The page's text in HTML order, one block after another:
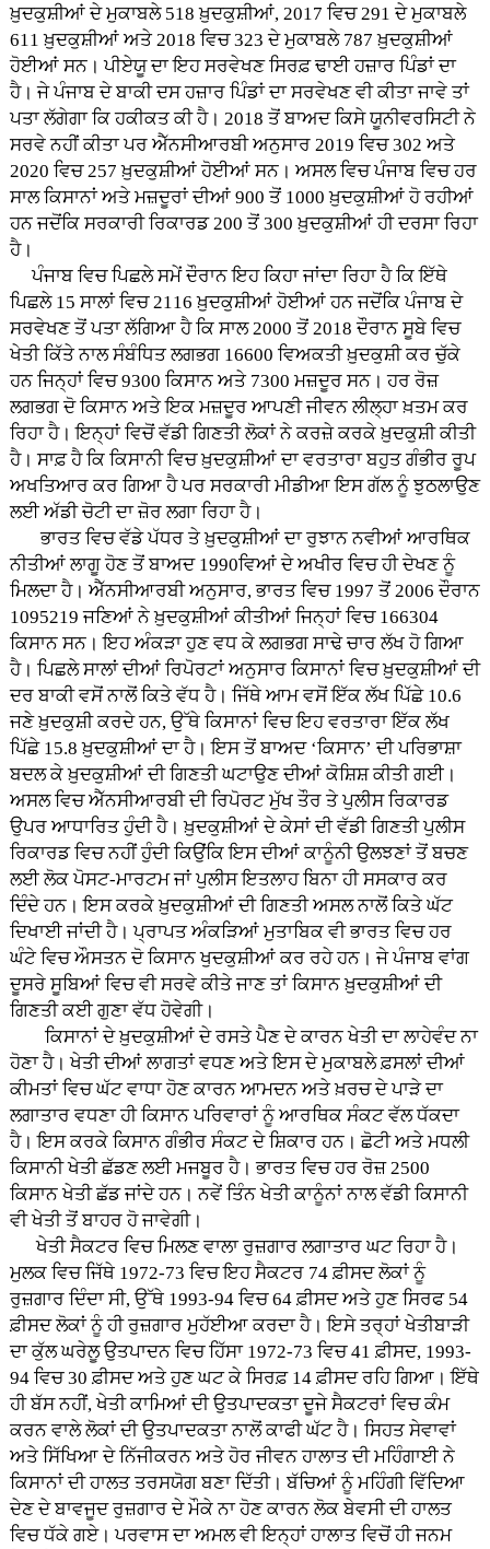
ਖ਼ੁਦਕੁਸ਼ੀਆਂ ਦੇ ਮੁਕਾਬਲੇ 518 ਖ਼ੁਦਕੁਸ਼ੀਆਂ, 2017 ਵਿਚ 291 ਦੇ ਮੁਕਾਬਲੇ
611 ਖ਼ੁਦਕੁਸ਼ੀਆਂ ਅਤੇ 2018 ਵਿਚ 323 ਦੇ ਮੁਕਾਬਲੇ 787 ਖ਼ੁਦਕੁਸ਼ੀਆਂ
ਹੋਈਆਂ ਸਨ। ਪੀਏਯੂ ਦਾ ਇਹ ਸਰਵੇਖਣ ਸਿਰਫ਼ ਢਾਈ ਹਜ਼ਾਰ ਪਿੰਡਾਂ ਦਾ
ਹੈ। ਜੇ ਪੰਜਾਬ ਦੇ ਬਾਕੀ ਦਸ ਹਜ਼ਾਰ ਪਿੰਡਾਂ ਦਾ ਸਰਵੇਖਣ ਵੀ ਕੀਤਾ ਜਾਵੇ ਤਾਂ
ਪਤਾ ਲੱਗੇਗਾ ਕਿ ਹਕੀਕਤ ਕੀ ਹੈ। 2018 ਤੋਂ ਬਾਅਦ ਕਿਸੇ ਯੂਨੀਵਰਸਿਟੀ ਨੇ
ਸਰਵੇ ਨਹੀਂ ਕੀਤਾ ਪਰ ਐੱਨਸੀਆਰਬੀ ਅਨੁਸਾਰ 2019 ਵਿਚ 302 ਅਤੇ
2020 ਵਿਚ 257 ਖ਼ੁਦਕੁਸ਼ੀਆਂ ਹੋਈਆਂ ਸਨ। ਅਸਲ ਵਿਚ ਪੰਜਾਬ ਵਿਚ ਹਰ
ਸਾਲ ਕਿਸਾਨਾਂ ਅਤੇ ਮਜ਼ਦੂਰਾਂ ਦੀਆਂ 900 ਤੋਂ 1000 ਖ਼ੁਦਕੁਸ਼ੀਆਂ ਹੋ ਰਹੀਆਂ
ਹਨ ਜਦੋਂਕਿ ਸਰਕਾਰੀ ਰਿਕਾਰਡ 200 ਤੋਂ 300 ਖ਼ੁਦਕੁਸ਼ੀਆਂ ਹੀ ਦਰਸਾ ਰਿਹਾ
ਹੈ।
ਪੰਜਾਬ ਵਿਚ ਪਿਛਲੇ ਸਮੇਂ ਦੌਰਾਨ ਇਹ ਕਿਹਾ ਜਾਂਦਾ ਰਿਹਾ ਹੈ ਕਿ ਇੱਥੇ
ਪਿਛਲੇ 15 ਸਾਲਾਂ ਵਿਚ 2116 ਖ਼ੁਦਕੁਸ਼ੀਆਂ ਹੋਈਆਂ ਹਨ ਜਦੋਂਕਿ ਪੰਜਾਬ ਦੇ
ਸਰਵੇਖਣ ਤੋਂ ਪਤਾ ਲੱਗਿਆ ਹੈ ਕਿ ਸਾਲ 2000 ਤੋਂ 2018 ਦੌਰਾਨ ਸੂਬੇ ਵਿਚ
ਖੇਤੀ ਕਿੱਤੇ ਨਾਲ ਸੰਬੰਧਿਤ ਲਗਭਗ 16600 ਵਿਅਕਤੀ ਖ਼ੁਦਕੁਸ਼ੀ ਕਰ ਚੁੱਕੇ
ਹਨ ਜਿਨ੍ਹਾਂ ਵਿਚ 9300 ਕਿਸਾਨ ਅਤੇ 7300 ਮਜ਼ਦੂਰ ਸਨ। ਹਰ ਰੋਜ਼
ਲਗਭਗ ਦੋ ਕਿਸਾਨ ਅਤੇ ਇਕ ਮਜ਼ਦੂਰ ਆਪਣੀ ਜੀਵਨ ਲੀਲ੍ਹਾ ਖ਼ਤਮ ਕਰ
ਰਿਹਾ ਹੈ। ਇਨ੍ਹਾਂ ਵਿਚੋਂ ਵੱਡੀ ਗਿਣਤੀ ਲੋਕਾਂ ਨੇ ਕਰਜ਼ੇ ਕਰਕੇ ਖ਼ੁਦਕੁਸ਼ੀ ਕੀਤੀ
ਹੈ। ਸਾਫ਼ ਹੈ ਕਿ ਕਿਸਾਨੀ ਵਿਚ ਖ਼ੁਦਕੁਸ਼ੀਆਂ ਦਾ ਵਰਤਾਰਾ ਬਹੁਤ ਗੰਭੀਰ ਰੂਪ
ਅਖਤਿਆਰ ਕਰ ਗਿਆ ਹੈ ਪਰ ਸਰਕਾਰੀ ਮੀਡੀਆ ਇਸ ਗੱਲ ਨੂੰ ਝੁਠਲਾਉਣ
ਲਈ ਅੱਡੀ ਚੋਟੀ ਦਾ ਜ਼ੋਰ ਲਗਾ ਰਿਹਾ ਹੈ।
ਭਾਰਤ ਵਿਚ ਵੱਡੇ ਪੱਧਰ ਤੇ ਖ਼ੁਦਕੁਸ਼ੀਆਂ ਦਾ ਰੁਝਾਨ ਨਵੀਆਂ ਆਰਥਿਕ
ਨੀਤੀਆਂ ਲਾਗੂ ਹੋਣ ਤੋਂ ਬਾਅਦ 1990ਵਿਆਂ ਦੇ ਅਖੀਰ ਵਿਚ ਹੀ ਦੇਖਣ ਨੂੰ
ਮਿਲਦਾ ਹੈ। ਐੱਨਸੀਆਰਬੀ ਅਨੁਸਾਰ, ਭਾਰਤ ਵਿਚ 1997 ਤੋਂ 2006 ਦੌਰਾਨ
1095219 ਜਣਿਆਂ ਨੇ ਖ਼ੁਦਕੁਸ਼ੀਆਂ ਕੀਤੀਆਂ ਜਿਨ੍ਹਾਂ ਵਿਚ 166304
ਕਿਸਾਨ ਸਨ। ਇਹ ਅੰਕੜਾ ਹੁਣ ਵਧ ਕੇ ਲਗਭਗ ਸਾਢੇ ਚਾਰ ਲੱਖ ਹੋ ਗਿਆ
ਹੈ। ਪਿਛਲੇ ਸਾਲਾਂ ਦੀਆਂ ਰਿਪੋਰਟਾਂ ਅਨੁਸਾਰ ਕਿਸਾਨਾਂ ਵਿਚ ਖ਼ੁਦਕੁਸ਼ੀਆਂ ਦੀ
ਦਰ ਬਾਕੀ ਵਸੋਂ ਨਾਲੋਂ ਕਿਤੇ ਵੱਧ ਹੈ। ਜਿੱਥੇ ਆਮ ਵਸੋਂ ਇੱਕ ਲੱਖ ਪਿੱਛੇ 10.6
ਜਣੇ ਖ਼ੁਦਕੁਸ਼ੀ ਕਰਦੇ ਹਨ, ਉੱਥੇ ਕਿਸਾਨਾਂ ਵਿਚ ਇਹ ਵਰਤਾਰਾ ਇੱਕ ਲੱਖ
ਪਿੱਛੇ 15.8 ਖ਼ੁਦਕੁਸ਼ੀਆਂ ਦਾ ਹੈ। ਇਸ ਤੋਂ ਬਾਅਦ ‘ਕਿਸਾਨ’ ਦੀ ਪਰਿਭਾਸ਼ਾ
ਬਦਲ ਕੇ ਖ਼ੁਦਕੁਸ਼ੀਆਂ ਦੀ ਗਿਣਤੀ ਘਟਾਉਣ ਦੀਆਂ ਕੋਸ਼ਿਸ਼ ਕੀਤੀ ਗਈ।
ਅਸਲ ਵਿਚ ਐੱਨਸੀਆਰਬੀ ਦੀ ਰਿਪੋਰਟ ਮੁੱਖ ਤੌਰ ਤੇ ਪੁਲੀਸ ਰਿਕਾਰਡ
ਉਪਰ ਆਧਾਰਿਤ ਹੁੰਦੀ ਹੈ। ਖ਼ੁਦਕੁਸ਼ੀਆਂ ਦੇ ਕੇਸਾਂ ਦੀ ਵੱਡੀ ਗਿਣਤੀ ਪੁਲੀਸ
ਰਿਕਾਰਡ ਵਿਚ ਨਹੀਂ ਹੁੰਦੀ ਕਿਉਂਕਿ ਇਸ ਦੀਆਂ ਕਾਨੂੰਨੀ ਉਲਝਣਾਂ ਤੋਂ ਬਚਣ
ਲਈ ਲੋਕ ਪੋਸਟ-ਮਾਰਟਮ ਜਾਂ ਪੁਲੀਸ ਇਤਲਾਹ ਬਿਨਾ ਹੀ ਸਸਕਾਰ ਕਰ
ਦਿੰਦੇ ਹਨ। ਇਸ ਕਰਕੇ ਖ਼ੁਦਕੁਸ਼ੀਆਂ ਦੀ ਗਿਣਤੀ ਅਸਲ ਨਾਲੋਂ ਕਿਤੇ ਘੱਟ
ਦਿਖਾਈ ਜਾਂਦੀ ਹੈ। ਪ੍ਰਾਪਤ ਅੰਕੜਿਆਂ ਮੁਤਾਬਿਕ ਵੀ ਭਾਰਤ ਵਿਚ ਹਰ
ਘੰਟੇ ਵਿਚ ਔਸਤਨ ਦੋ ਕਿਸਾਨ ਖੁਦਕੁਸ਼ੀਆਂ ਕਰ ਰਹੇ ਹਨ। ਜੇ ਪੰਜਾਬ ਵਾਂਗ
ਦੂਸਰੇ ਸੂਬਿਆਂ ਵਿਚ ਵੀ ਸਰਵੇ ਕੀਤੇ ਜਾਣ ਤਾਂ ਕਿਸਾਨ ਖ਼ੁਦਕੁਸ਼ੀਆਂ ਦੀ
ਗਿਣਤੀ ਕਈ ਗੁਣਾ ਵੱਧ ਹੋਵੇਗੀ।
ਕਿਸਾਨਾਂ ਦੇ ਖ਼ੁਦਕੁਸ਼ੀਆਂ ਦੇ ਰਸਤੇ ਪੈਣ ਦੇ ਕਾਰਨ ਖੇਤੀ ਦਾ ਲਾਹੇਵੰਦ ਨਾ
ਹੋਣਾ ਹੈ। ਖੇਤੀ ਦੀਆਂ ਲਾਗਤਾਂ ਵਧਣ ਅਤੇ ਇਸ ਦੇ ਮੁਕਾਬਲੇ ਫ਼ਸਲਾਂ ਦੀਆਂ
ਕੀਮਤਾਂ ਵਿਚ ਘੱਟ ਵਾਧਾ ਹੋਣ ਕਾਰਨ ਆਮਦਨ ਅਤੇ ਖ਼ਰਚ ਦੇ ਪਾੜੇ ਦਾ
ਲਗਾਤਾਰ ਵਧਣਾ ਹੀ ਕਿਸਾਨ ਪਰਿਵਾਰਾਂ ਨੂੰ ਆਰਥਿਕ ਸੰਕਟ ਵੱਲ ਧੱਕਦਾ
ਹੈ। ਇਸ ਕਰਕੇ ਕਿਸਾਨ ਗੰਭੀਰ ਸੰਕਟ ਦੇ ਸ਼ਿਕਾਰ ਹਨ। ਛੋਟੀ ਅਤੇ ਮਧਲੀ
ਕਿਸਾਨੀ ਖੇਤੀ ਛੱਡਣ ਲਈ ਮਜਬੂਰ ਹੈ। ਭਾਰਤ ਵਿਚ ਹਰ ਰੋਜ਼ 2500
ਕਿਸਾਨ ਖੇਤੀ ਛੱਡ ਜਾਂਦੇ ਹਨ। ਨਵੇਂ ਤਿੰਨ ਖੇਤੀ ਕਾਨੂੰਨਾਂ ਨਾਲ ਵੱਡੀ ਕਿਸਾਨੀ
ਵੀ ਖੇਤੀ ਤੋਂ ਬਾਹਰ ਹੋ ਜਾਵੇਗੀ।
ਖੇਤੀ ਸੈਕਟਰ ਵਿਚ ਮਿਲਣ ਵਾਲਾ ਰੁਜ਼ਗਾਰ ਲਗਾਤਾਰ ਘਟ ਰਿਹਾ ਹੈ।
ਮੁਲਕ ਵਿਚ ਜਿੱਥੇ 1972-73 ਵਿਚ ਇਹ ਸੈਕਟਰ 74 ਫ਼ੀਸਦ ਲੋਕਾਂ ਨੂੰ
ਰੁਜ਼ਗਾਰ ਦਿੰਦਾ ਸੀ, ਉੱਥੇ 1993-94 ਵਿਚ 64 ਫ਼ੀਸਦ ਅਤੇ ਹੁਣ ਸਿਰਫ 54
ਫ਼ੀਸਦ ਲੋਕਾਂ ਨੂੰ ਹੀ ਰੁਜ਼ਗਾਰ ਮੁਹੱਈਆ ਕਰਦਾ ਹੈ। ਇਸੇ ਤਰ੍ਹਾਂ ਖੇਤੀਬਾੜੀ
ਦਾ ਕੁੱਲ ਘਰੇਲੂ ਉਤਪਾਦਨ ਵਿਚ ਹਿੱਸਾ 1972-73 ਵਿਚ 41 ਫ਼ੀਸਦ, 1993-
94 ਵਿਚ 30 ਫ਼ੀਸਦ ਅਤੇ ਹੁਣ ਘਟ ਕੇ ਸਿਰਫ਼ 14 ਫ਼ੀਸਦ ਰਹਿ ਗਿਆ। ਇੱਥੇ
ਹੀ ਬੱਸ ਨਹੀਂ, ਖੇਤੀ ਕਾਮਿਆਂ ਦੀ ਉਤਪਾਦਕਤਾ ਦੂਜੇ ਸੈਕਟਰਾਂ ਵਿਚ ਕੰਮ
ਕਰਨ ਵਾਲੇ ਲੋਕਾਂ ਦੀ ਉਤਪਾਦਕਤਾ ਨਾਲੋਂ ਕਾਫੀ ਘੱਟ ਹੈ। ਸਿਹਤ ਸੇਵਾਵਾਂ
ਅਤੇ ਸਿੱਖਿਆ ਦੇ ਨਿੱਜੀਕਰਨ ਅਤੇ ਹੋਰ ਜੀਵਨ ਹਾਲਾਤ ਦੀ ਮਹਿੰਗਾਈ ਨੇ
ਕਿਸਾਨਾਂ ਦੀ ਹਾਲਤ ਤਰਸਯੋਗ ਬਣਾ ਦਿੱਤੀ। ਬੱਚਿਆਂ ਨੂੰ ਮਹਿੰਗੀ ਵਿੱਦਿਆ
ਦੇਣ ਦੇ ਬਾਵਜੂਦ ਰੁਜ਼ਗਾਰ ਦੇ ਮੌਕੇ ਨਾ ਹੋਣ ਕਾਰਨ ਲੋਕ ਬੇਵਸੀ ਦੀ ਹਾਲਤ
ਵਿਚ ਧੱਕੇ ਗਏ। ਪਰਵਾਸ ਦਾ ਅਮਲ ਵੀ ਇਨ੍ਹਾਂ ਹਾਲਾਤ ਵਿਚੋਂ ਹੀ ਜਨਮ